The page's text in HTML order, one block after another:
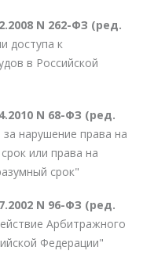
N 262-ФЗ (ред.
доступа к
в Российской
N 68-ФЗ (ред.
нарушение права на
или права на
срок"
N 96-ФЗ (ред.
Арбитражного
Федерации"